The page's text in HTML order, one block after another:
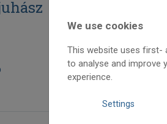
We use cookies
This website uses first-
to analyse and improve
experience.
Settings